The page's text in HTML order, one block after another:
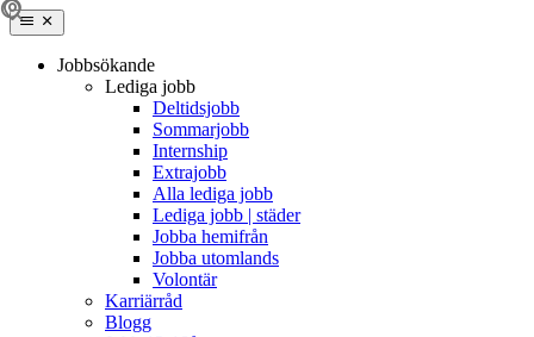
Jobbsökande
Lediga jobb
Deltidsjobb
Sommarjobb
Internship
Extrajobb
Alla lediga jobb
Lediga jobb | städer
Jobba hemifrån
Jobba utomlands
Volontär
Karriärråd
Blogg